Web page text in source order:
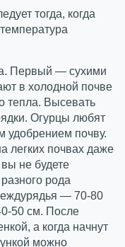
тогда, когда
Первый — сухими
в холодной почве
тепла. Высевать
Огурцы любят
удобрением почву.
легких почвах даже
не будете
рода
— 70-80
50 см. После
а когда начнут
можно